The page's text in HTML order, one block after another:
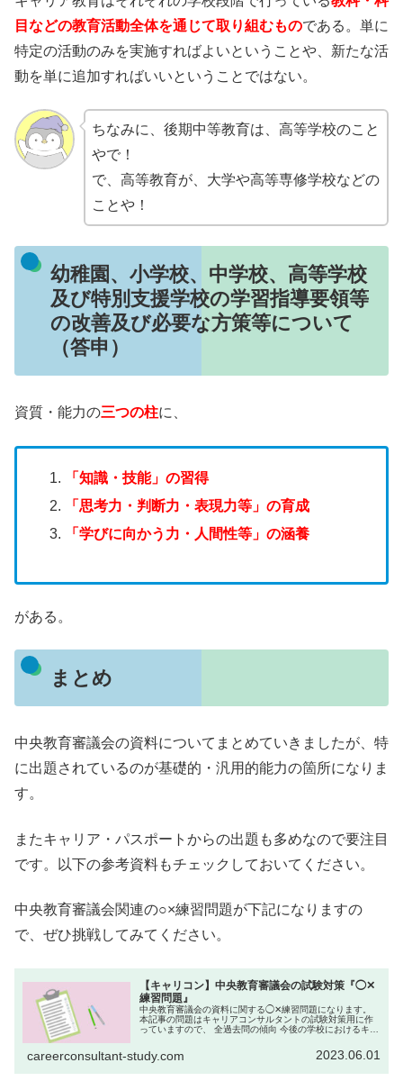
目などの教育活動全体を通じて取り組むものである。単に
特定の活動のみを実施すればよいということや、新たな活
動を単に追加すればいいということではない。
ちなみに、後期中等教育は、高等学校のこと
やで！
で、高等教育が、大学や高等専修学校などの
ことや！
幼稚園、小学校、中学校、高等学校
及び特別支援学校の学習指導要領等
の改善及び必要な方策等について
（答申）
資質・能力の三つの柱に、
「知識・技能」の習得
「思考力・判断力・表現力等」の育成
「学びに向かう力・人間性等」の涵養
がある。
まとめ
中央教育審議会の資料についてまとめていきましたが、特
に出題されているのが基礎的・汎用的能力の箇所になりま
す。
またキャリア・パスポートからの出題も多めなので要注目
です。以下の参考資料もチェックしておいてください。
中央教育審議会関連の○×練習問題が下記になりますの
で、ぜひ挑戦してみてください。
【キャリコン】中央教育審議会の試験対策『◯✕
練習問題』
中央教育審議会の資料に関する◯✕練習問題になります。
本記事の問題はキャリアコンサルタントの試験対策用に作
っていますので、 全過去問の傾向 今後の学校におけるキャ
careerconsultant-study.com 2023.06.01